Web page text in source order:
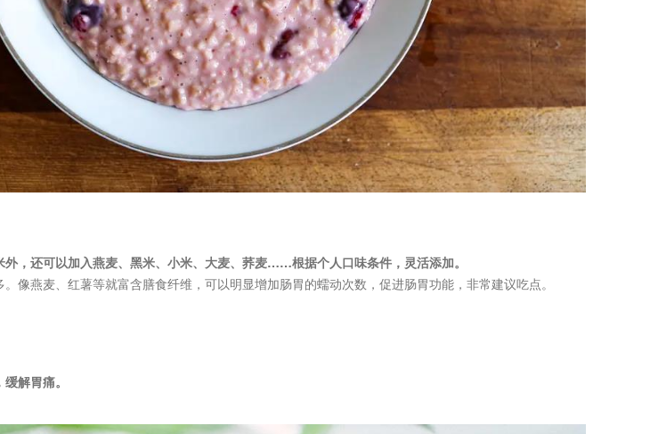
外，还可以加入燕麦、黑米、小米、大麦、荞麦……根据个人口味条件，灵活添加。
像燕麦、红薯等就富含膳食纤维，可以明显增加肠胃的蠕动次数，促进肠胃功能，非常建议吃点。
解胃痛。